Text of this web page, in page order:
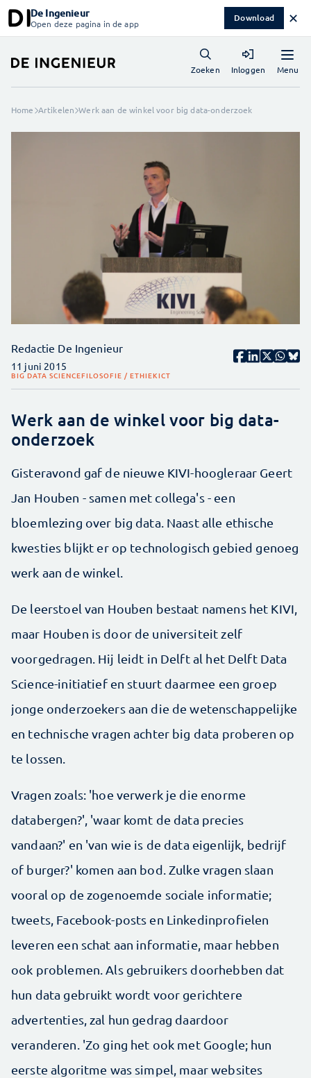
De Ingenieur
Open deze pagina in de app Download ✕
Menu
Zoeken Inloggen
Home Artikelen Werk aan de winkel voor big data-onderzoek
Redactie De Ingenieur
11 juni 2015
BIG DATA SCIENCEFILOSOFIE / ETHIEKICT
Werk aan de winkel voor big data-
onderzoek
Gisteravond gaf de nieuwe KIVI-hoogleraar Geert
Jan Houben - samen met collega's - een
bloemlezing over big data. Naast alle ethische
kwesties blijkt er op technologisch gebied genoeg
werk aan de winkel.
De leerstoel van Houben bestaat namens het KIVI,
maar Houben is door de universiteit zelf
voorgedragen. Hij leidt in Delft al het Delft Data
Science-initiatief en stuurt daarmee een groep
jonge onderzoekers aan die de wetenschappelijke
en technische vragen achter big data proberen op
te lossen.
Vragen zoals: 'hoe verwerk je die enorme
databergen?', 'waar komt de data precies
vandaan?' en 'van wie is de data eigenlijk, bedrijf
of burger?' komen aan bod. Zulke vragen slaan
vooral op de zogenoemde sociale informatie;
tweets, Facebook-posts en Linkedinprofielen
leveren een schat aan informatie, maar hebben
ook problemen. Als gebruikers doorhebben dat
hun data gebruikt wordt voor gerichtere
advertenties, zal hun gedrag daardoor
veranderen. 'Zo ging het ook met Google; hun
eerste algoritme was simpel, maar websites